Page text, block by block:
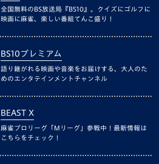
全国無料のBS放送局『BS10』。クイズにゴルフに
映画に麻雀、楽しい番組てんこ盛り！
BS10プレミアム
語り継がれる映画や音楽をお届けする、大人のた
めのエンタテインメントチャンネル
BEAST X
麻雀プロリーグ「Mリーグ」参戦中！最新情報は
こちらをチェック！